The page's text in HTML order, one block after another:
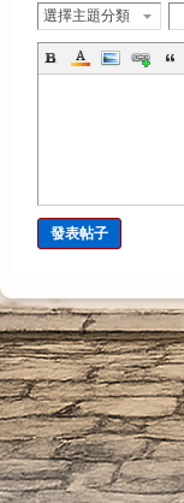
選擇主題分類
發表帖子